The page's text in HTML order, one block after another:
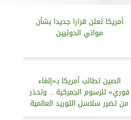
أمريكا تعلن قرارا جديدا بشأن
مواني الحوثيين
الصين تطالب أمريكا بـ«إلغاء
فوري» للرسوم الجمركية .. وتحذر
من تضرر سلاسل التوريد العالمية